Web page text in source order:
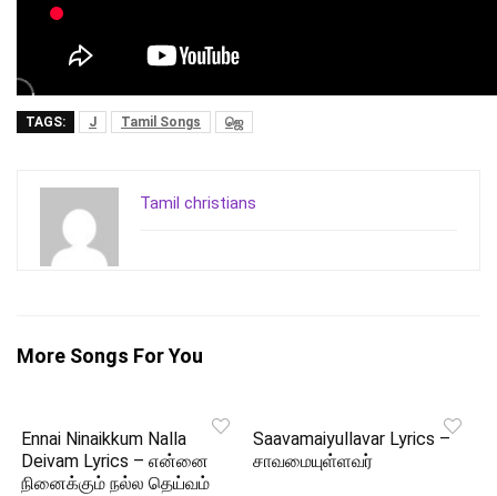
TAGS: J Tamil Songs ஜெ
Tamil christians
More Songs For You
Ennai Ninaikkum Nalla
Deivam Lyrics – என்னை
நினைக்கும் நல்ல தெய்வம்
Saavamaiyullavar Lyrics –
சாவமையுள்ளவர்